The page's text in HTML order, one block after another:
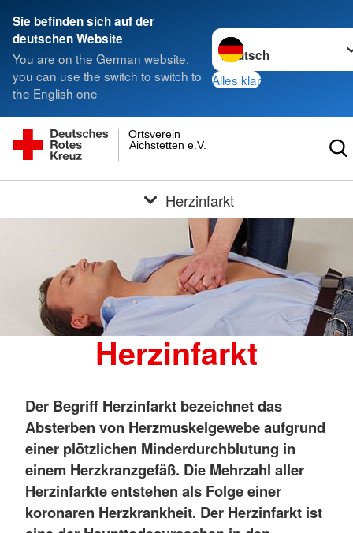
Sie befinden sich auf der
deutschen Website
You are on the German website,
you can use the switch to switch to
the English one
Sprache wechseln zu
Alles klar
Aichstetten e.V.
Ortsverein
Herzinfarkt
Herzinfarkt
Der Begriff Herzinfarkt bezeichnet das
Absterben von Herzmuskelgewebe aufgrund
einer plötzlichen Minderdurchblutung in
einem Herzkranzgefäß. Die Mehrzahl aller
Herzinfarkte entstehen als Folge einer
koronaren Herzkrankheit. Der Herzinfarkt ist